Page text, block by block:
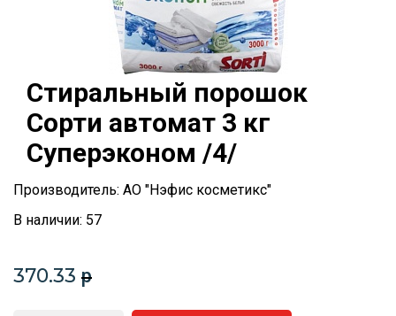
Стиральный порошок
Сорти автомат 3 кг
Суперэконом /4/
Производитель: АО "Нэфис косметикс"
В наличии: 57
370.33 p